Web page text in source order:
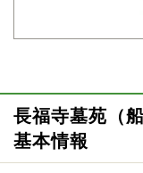
長福寺墓苑（
基本情報